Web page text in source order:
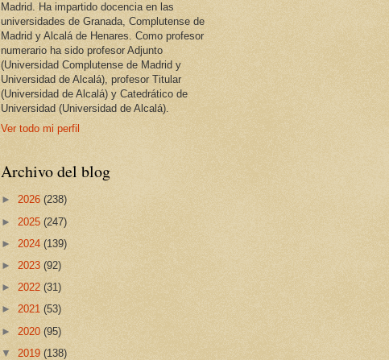
Madrid. Ha impartido docencia en las
universidades de Granada, Complutense de
Madrid y Alcalá de Henares. Como profesor
numerario ha sido profesor Adjunto
(Universidad Complutense de Madrid y
Universidad de Alcalá), profesor Titular
(Universidad de Alcalá) y Catedrático de
Universidad (Universidad de Alcalá).
Ver todo mi perfil
Archivo del blog
► 2026 (238)
► 2025 (247)
► 2024 (139)
► 2023 (92)
► 2022 (31)
► 2021 (53)
► 2020 (95)
▼ 2019 (138)